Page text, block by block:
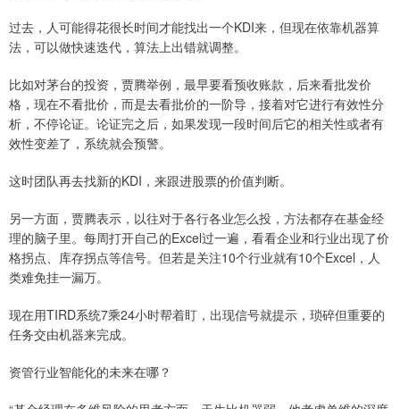
过去，人可能得花很长时间才能找出一个KDI来，但现在依靠机器算
法，可以做快速迭代，算法上出错就调整。
比如对茅台的投资，贾腾举例，最早要看预收账款，后来看批发价
格，现在不看批价，而是去看批价的一阶导，接着对它进行有效性分
析，不停论证。论证完之后，如果发现一段时间后它的相关性或者有
效性变差了，系统就会预警。
这时团队再去找新的KDI，来跟进股票的价值判断。
另一方面，贾腾表示，以往对于各行各业怎么投，方法都存在基金经
理的脑子里。每周打开自己的Excel过一遍，看看企业和行业出现了价
格拐点、库存拐点等信号。但若是关注10个行业就有10个Excel，人
类难免挂一漏万。
现在用TIRD系统7乘24小时帮着盯，出现信号就提示，琐碎但重要的
任务交由机器来完成。
资管行业智能化的未来在哪？